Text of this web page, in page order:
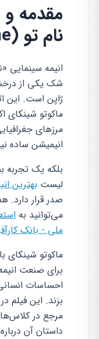
مقدمه و
نام تو (Your Name)
شک یکی از
ماکوتو شینکای
مرزهای
انیمیشن ساده
بلکه یک
لیست بهترین
صدر قرار دارد.
می‌توانید به
ملی - بانک
ماکوتو شینکای
برای صنعت
احساسات
مرجع در
داستان آن